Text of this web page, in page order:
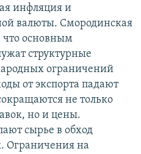
инфляция и
валюты. Смородинская
что основным
структурные
ограничений
от экспорта падают
не только
но и цены.
сырье в обход
Ограничения на